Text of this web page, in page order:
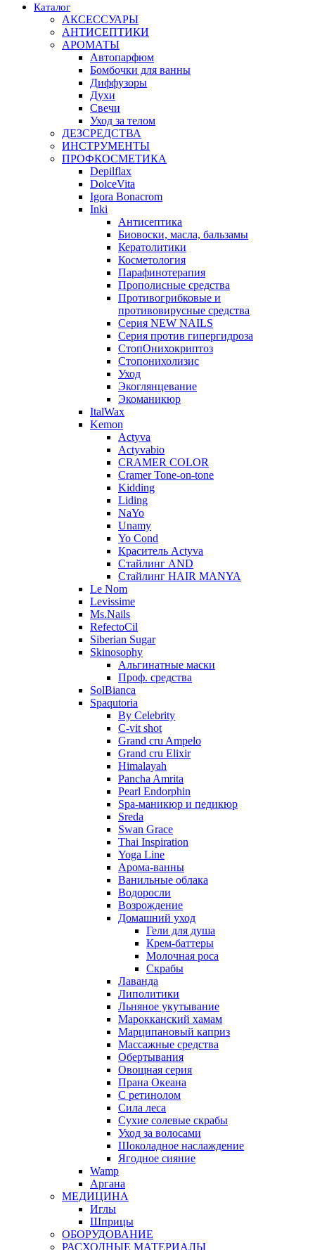
Каталог
АКСЕССУАРЫ
АНТИСЕПТИКИ
АРОМАТЫ
Автопарфюм
Бомбочки для ванны
Диффузоры
Духи
Свечи
Уход за телом
ДЕЗСРЕДСТВА
ИНСТРУМЕНТЫ
ПРОФКОСМЕТИКА
Depilflax
DolceVita
Igora Bonacrom
Inki
Антисептика
Биовоски, масла, бальзамы
Кератолитики
Косметология
Парафинотерапия
Прополисные средства
Противогрибковые и
противовирусные средства
Серия NEW NAILS
Серия против гипергидроза
СтопОнихокриптоз
Стопонихолизис
Уход
Экоглянцевание
Экоманикюр
ItalWax
Kemon
Actyva
Actyvabio
CRAMER COLOR
Cramer Tone-on-tone
Kidding
Liding
NaYo
Unamy
Yo Cond
Краситель Actyva
Стайлинг AND
Стайлинг HAIR MANYA
Le Nom
Levissime
Ms.Nails
RefectoCil
Siberian Sugar
Skinosophy
Альгинатные маски
Проф. средства
SolBianca
Spaqutoria
By Celebrity
C-vit shot
Grand cru Ampelo
Grand сru Elixir
Himalayah
Pancha Amrita
Pearl Endorphin
Spa-маникюр и педикюр
Sreda
Swan Grace
Thai Inspiration
Yoga Line
Арома-ванны
Ванильные облака
Водоросли
Возрождение
Домашний уход
Гели для душа
Крем-баттеры
Молочная роса
Скрабы
Лаванда
Липолитики
Льняное укутывание
Марокканский хамам
Марципановый каприз
Массажные средства
Обертывания
Овощная серия
Прана Океана
С ретинолом
Сила леса
Сухие солевые скрабы
Уход за волосами
Шоколадное наслаждение
Ягодное сияние
Wamp
Аргана
МЕДИЦИНА
Иглы
Шприцы
ОБОРУДОВАНИЕ
РАСХОДНЫЕ МАТЕРИАЛЫ